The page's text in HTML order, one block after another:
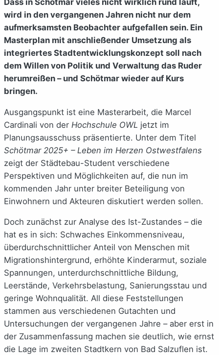
wird in den vergangenen Jahren nicht nur dem
aufmerksamsten Beobachter aufgefallen sein. Ein
Masterplan mit anschließender Umsetzung als
integriertes Stadtentwicklungskonzept soll nach
dem Willen von Politik und Verwaltung das Ruder
herumreißen – und Schötmar wieder auf Kurs
bringen.
Ausgangspunkt ist eine Masterarbeit, die Marcel
Cardinali von der Hochschule OWL jetzt im
Planungsausschuss präsentierte. Unter dem Titel
Schötmar 2025+ – Leben im Herzen Ostwestfalens
zeigt der Städtebau-Student verschiedene
Perspektiven und Möglichkeiten auf, die nun im
kommenden Jahr unter breiter Beteiligung von
Einwohnern und Akteuren diskutiert werden sollen.
Doch zunächst zur Analyse des Ist-Zustandes – die
hat es in sich: Schwaches Einkommensniveau,
überdurchschnittlicher Anteil von Menschen mit
Migrationshintergrund, erhöhte Kinderarmut, soziale
Spannungen, unterdurchschnittliche Bildung,
Leerstände, Verkehrsbelastung, Sanierungsstau und
geringe Wohnqualität. All diese Feststellungen
stammen aus verschiedenen Gutachten und
Untersuchungen der vergangenen Jahre – aber erst in
der Zusammenfassung machen sie deutlich, wie ernst
die Lage im zweiten Stadtkern von Bad Salzuflen ist.